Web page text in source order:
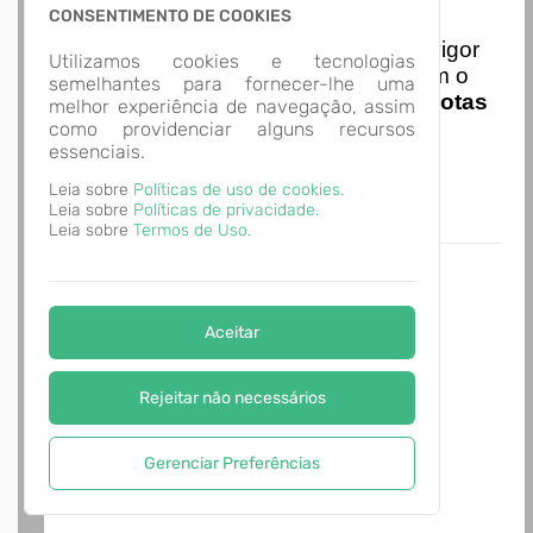
CONSENTIMENTO DE COOKIES
Utilizamos cookies e tecnologias
semelhantes para fornecer-lhe uma
melhor experiência de navegação, assim
como providenciar alguns recursos
essenciais.
Leia sobre Políticas de uso de cookies.
Leia sobre Políticas de privacidade.
Leia sobre Termos de Uso.
Aceitar
Rejeitar não necessários
Gerenciar Preferências
Nota Nacional
Iniciando em 01/01/2026
entra em vigor
a obrigatoriedade de integração com o
Ambiente de Dados Nacional das
Notas
de Serviço Eletrônicas
com isso
entraram em vigor
acesse o link abaixo e saiba mais.
Autoatendimento - MUNICÍPIO DE
ALVORADA